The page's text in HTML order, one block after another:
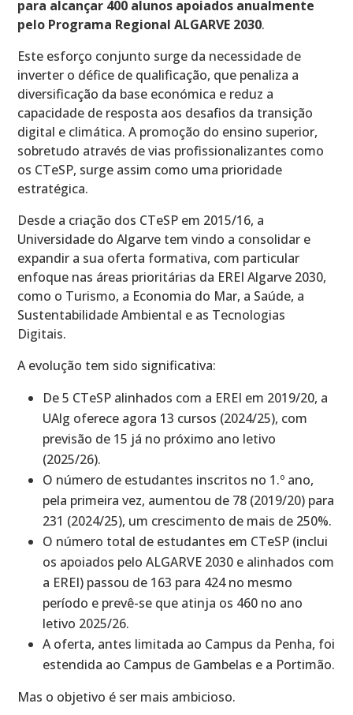
para alcançar 400 alunos apoiados anualmente
pelo Programa Regional ALGARVE 2030.
Este esforço conjunto surge da necessidade de
inverter o défice de qualificação, que penaliza a
diversificação da base económica e reduz a
capacidade de resposta aos desafios da transição
digital e climática. A promoção do ensino superior,
sobretudo através de vias profissionalizantes como
os CTeSP, surge assim como uma prioridade
estratégica.
Desde a criação dos CTeSP em 2015/16, a
Universidade do Algarve tem vindo a consolidar e
expandir a sua oferta formativa, com particular
enfoque nas áreas prioritárias da EREI Algarve 2030,
como o Turismo, a Economia do Mar, a Saúde, a
Sustentabilidade Ambiental e as Tecnologias
Digitais.
A evolução tem sido significativa:
De 5 CTeSP alinhados com a EREI em 2019/20, a
UAlg oferece agora 13 cursos (2024/25), com
previsão de 15 já no próximo ano letivo
(2025/26).
O número de estudantes inscritos no 1.º ano,
pela primeira vez, aumentou de 78 (2019/20) para
231 (2024/25), um crescimento de mais de 250%.
O número total de estudantes em CTeSP (inclui
os apoiados pelo ALGARVE 2030 e alinhados com
a EREI) passou de 163 para 424 no mesmo
período e prevê-se que atinja os 460 no ano
letivo 2025/26.
A oferta, antes limitada ao Campus da Penha, foi
estendida ao Campus de Gambelas e a Portimão.
Mas o objetivo é ser mais ambicioso.